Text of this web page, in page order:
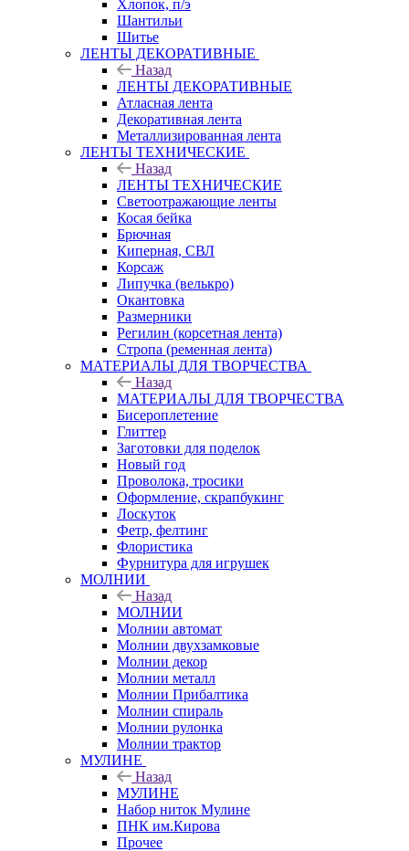
Хлопок, п/э
Шантильи
Шитье
ЛЕНТЫ ДЕКОРАТИВНЫЕ
Назад
ЛЕНТЫ ДЕКОРАТИВНЫЕ
Атласная лента
Декоративная лента
Металлизированная лента
ЛЕНТЫ ТЕХНИЧЕСКИЕ
Назад
ЛЕНТЫ ТЕХНИЧЕСКИЕ
Светоотражающие ленты
Косая бейка
Брючная
Киперная, СВЛ
Корсаж
Липучка (велькро)
Окантовка
Размерники
Регилин (корсетная лента)
Стропа (ременная лента)
МАТЕРИАЛЫ ДЛЯ ТВОРЧЕСТВА
Назад
МАТЕРИАЛЫ ДЛЯ ТВОРЧЕСТВА
Бисероплетение
Глиттер
Заготовки для поделок
Новый год
Проволока, тросики
Оформление, скрапбукинг
Лоскуток
Фетр, фелтинг
Флористика
Фурнитура для игрушек
МОЛНИИ
Назад
МОЛНИИ
Молнии автомат
Молнии двухзамковые
Молнии декор
Молнии металл
Молнии Прибалтика
Молнии спираль
Молнии рулонка
Молнии трактор
МУЛИНЕ
Назад
МУЛИНЕ
Набор ниток Мулине
ПНК им.Кирова
Прочее